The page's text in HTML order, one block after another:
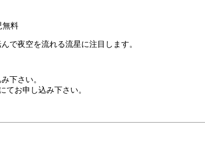
無料
で夜空を流れる流星に注目します。
下さい。
てお申し込み下さい。